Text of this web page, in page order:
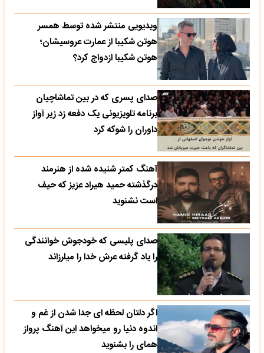
ویدیویی منتشر شده توسط همسر
هوتن شکیبا از عمارت عروسیشان؛
هوتن شکیبا ازدواج کرد؟
صدای پسری که در بین تماشاچیان
برنامه تلویزیونی یک دفعه زد زیر آواز
داوران را شوکه کرد
آهنگ کمتر شنیده شده از هنرمند
درگذشته حمید هیراد عزیز که حیف
است نشنوید
صدای پلیسی که خودجوش خوانندگی
را یاد گرفته عرش خدا را میلرزاند
اگر دلتان لحظه ای جدا شدن از غم و
اندوه دنیا رو میخواهد این آهنگ پرواز
همای را بشنوید